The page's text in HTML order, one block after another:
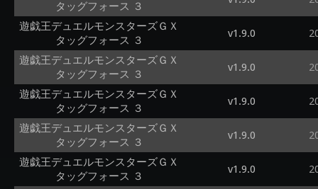
タッグフォース ３
遊戯王デュエルモンスターズＧＸ
タッグフォース ３
v1.9.0
遊戯王デュエルモンスターズＧＸ
タッグフォース ３
v1.9.0
遊戯王デュエルモンスターズＧＸ
タッグフォース ３
v1.9.0
遊戯王デュエルモンスターズＧＸ
タッグフォース ３
v1.9.0
遊戯王デュエルモンスターズＧＸ
タッグフォース ３
v1.9.0